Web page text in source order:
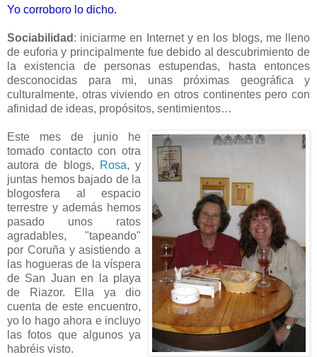
Yo corroboro lo dicho.
Sociabilidad : iniciarme en Internet y en los blogs, me lleno
de euforia y principalmente fue debido al descubrimiento de
la existencia de personas estupendas, hasta entonces
desconocidas para mi, unas próximas geográfica y
culturalmente, otras viviendo en otros continentes pero con
afinidad de ideas, propósitos, sentimientos…
Este mes de junio he
tomado contacto con otra
autora de blogs,
Rosa, y
juntas hemos bajado de la
blogosfera al espacio
terrestre y además hemos
pasado unos ratos
agradables, "tapeando"
por Coruña y asistiendo a
las hogueras de la víspera
de San Juan en la playa
de Riazor. Ella ya dio
cuenta de este encuentro,
yo lo hago ahora e incluyo
las fotos que algunos ya
habréis visto.